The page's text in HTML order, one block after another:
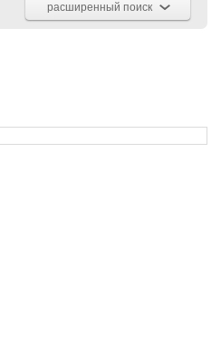
расширенный поиск